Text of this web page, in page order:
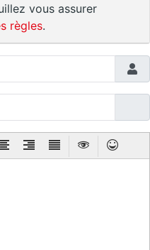
vous assurer
règles.